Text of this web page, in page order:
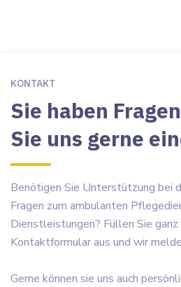
KONTAKT
Sie haben
Sie uns gerne
Benötigen Sie Unterstützung bei
Fragen zum ambulanten
Dienstleistungen? Füllen Sie ganz
Kontaktformular aus und wir
Gerne können sie uns auch